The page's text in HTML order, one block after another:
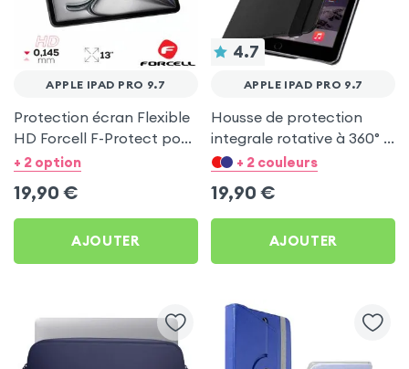
APPLE IPAD PRO 9.7
Protection écran Flexible
HD Forcell F-Protect pour
Apple iPad Pro 9.7
+ 2 option
19,90 €
AJOUTER
4.7
APPLE IPAD PRO 9.7
Housse de protection
integrale rotative à 360° -
Noir pour Apple iPad Pro
+ 2 couleurs
19,90 €
AJOUTER